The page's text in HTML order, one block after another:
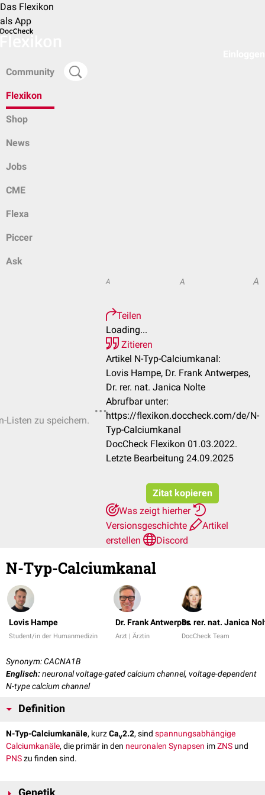
Das Flexikon
als App
Community
Flexikon
Shop
News
Jobs
CME
Flexa
Piccer
Ask
Listen zu speichern.
A A A
Teilen
Loading...
Zitieren
Artikel N-Typ-Calciumkanal:
Lovis Hampe, Dr. Frank Antwerpes,
Dr. rer. nat. Janica Nolte
Abrufbar unter:
https://flexikon.doccheck.com/de/N-
Typ-Calciumkanal
DocCheck Flexikon 01.03.2022.
Letzte Bearbeitung 24.09.2025
Zitat kopieren
Was zeigt hierher
Versionsgeschichte
Artikel
erstellen
Discord
N-Typ-Calciumkanal
Lovis Hampe
Student/in der Humanmedizin
Dr. Frank Antwerpes
Arzt | Ärztin
Dr. rer. nat. Janica
DocCheck Team
Synonym: CACNA1B
Englisch:neuronal voltage-gated calcium channel, voltage-dependent
N-type calcium channel
Definition
N-Typ-Calciumkanäle, kurzCav2.2, sind spannungsabhängige
Calciumkanäle, die primär in den neuronalen Synapsen imZNS und
PNSzu finden sind.